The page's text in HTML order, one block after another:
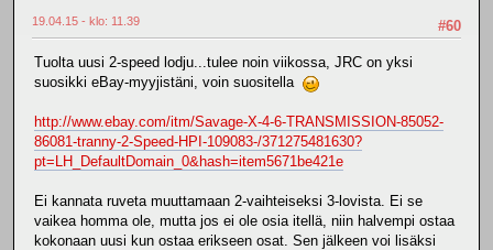
#60
19.04.15 - klo: 11.39
Tuolta uusi 2-speed lodju...tulee noin viikossa, JRC on yksi
suosikki eBay-myyjistäni, voin suositella
http://www.ebay.com/itm/Savage-X-4-6-TRANSMISSION-85052-
86081-tranny-2-Speed-HPI-109083-/371275481630?
pt=LH_DefaultDomain_0&hash=item5671be421e
Ei kannata ruveta muuttamaan 2-vaihteiseksi 3-lovista. Ei se
vaikea homma ole, mutta jos ei ole osia itellä, niin halvempi ostaa
kokonaan uusi kun ostaa erikseen osat. Sen jälkeen voi lisäksi